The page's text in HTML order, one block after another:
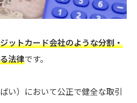
ットカード会社のような分割・
法律です。
い）において公正で健全な取引